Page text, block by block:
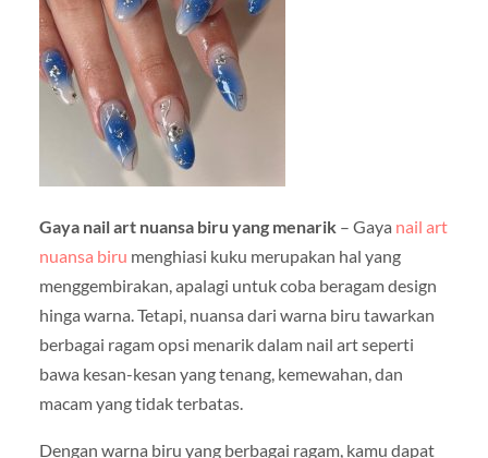
Gaya nail art nuansa biru yang menarik– Gaya nail art
nuansa biru menghiasi kuku merupakan hal yang
menggembirakan, apalagi untuk coba beragam design
hinga warna. Tetapi, nuansa dari warna biru tawarkan
berbagai ragam opsi menarik dalam nail art seperti
bawa kesan-kesan yang tenang, kemewahan, dan
macam yang tidak terbatas.
Dengan warna biru yang berbagai ragam, kamu dapat